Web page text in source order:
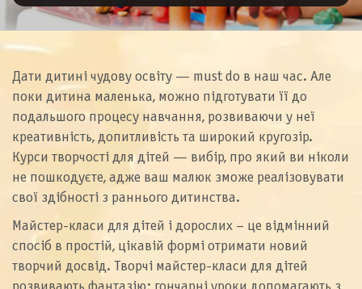
Дати дитині чудову освіту — must do в наш час. Але
поки дитина маленька, можно підготувати її до
подальшого процесу навчання, розвиваючи у неї
креативність, допитливість та широкий кругозір.
Курси творчості для дітей — вибір, про який ви ніколи
не пошкодуєте, адже ваш малюк зможе реалізовувати
свої здібності з раннього дитинства.
Майстер-класи для дітей і дорослих – це відмінний
спосіб в простій, цікавій формі отримати новий
творчий досвід. Творчі майстер-класи для дітей